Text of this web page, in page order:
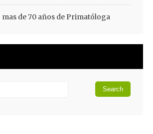
mas de 70 años de Primatóloga